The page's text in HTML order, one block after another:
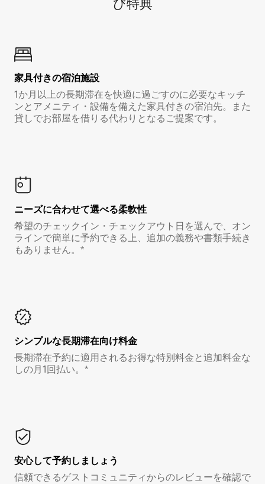
び特⁠典
家具付き⁠の宿⁠泊⁠施⁠設
1か月以上の長期滞在を快適に過ごすのに必要なキッチ
ンとアメニティ・設備を備えた家具付きの宿泊先。また
貸しでお部屋を借りる代わりとなるご提案です。
ニーズに合わせて選べる柔軟性
希望のチェックイン・チェックアウト日を選んで、オン
ラインで簡単に予約できる上、追加の義務や書類手続き
もありません。*
シンプルな長期滞在向け料金
長期滞在予約に適用されるお得な特別料金と追加料金な
しの月1回払い。*
安心して予約しましょう
信頼できるゲストコミュニティからのレビューを確認で